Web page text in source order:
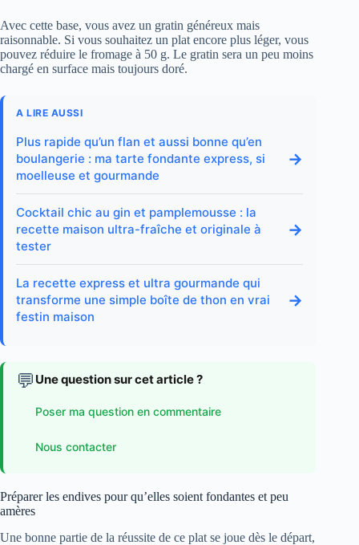
Avec cette base, vous avez un gratin généreux mais
raisonnable. Si vous souhaitez un plat encore plus léger, vous
pouvez réduire le fromage à 50 g. Le gratin sera un peu moins
chargé en surface mais toujours doré.
A LIRE AUSSI
Plus rapide qu’un flan et aussi bonne qu’en
boulangerie : ma tarte fondante express, si
moelleuse et gourmande
→
Cocktail chic au gin et pamplemousse : la
recette maison ultra-fraîche et originale à
tester
→
La recette express et ultra gourmande qui
transforme une simple boîte de thon en vrai
festin maison
→
💬 Une question sur cet article ?
Poser ma question en commentaire
Nous contacter
Préparer les endives pour qu’elles soient fondantes et peu
amères
Une bonne partie de la réussite de ce plat se joue dès le départ,